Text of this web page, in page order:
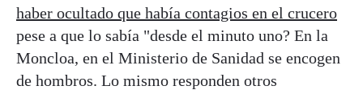
haber ocultado que había contagios en el crucero
pese a que lo sabía "desde el minuto uno? En la
Moncloa, en el Ministerio de Sanidad se encogen
de hombros. Lo mismo responden otros